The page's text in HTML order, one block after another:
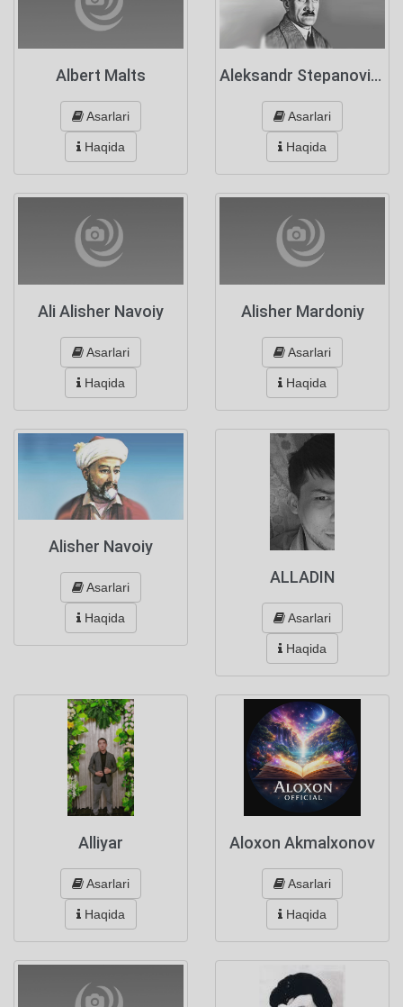
Albert Malts
Asarlari
Haqida
Aleksandr Stepanovich Grin
Asarlari
Haqida
Ali Alisher Navoiy
Asarlari
Haqida
Alisher Mardoniy
Asarlari
Haqida
Alisher Navoiy
Asarlari
Haqida
ALLADIN
Asarlari
Haqida
Alliyar
Asarlari
Haqida
Aloxon Akmalxonov
Asarlari
Haqida